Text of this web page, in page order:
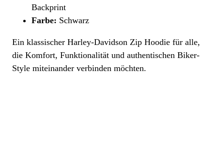
Backprint
Farbe: Schwarz
Ein klassischer Harley-Davidson Zip Hoodie für alle,
die Komfort, Funktionalität und authentischen Biker-
Style miteinander verbinden möchten.